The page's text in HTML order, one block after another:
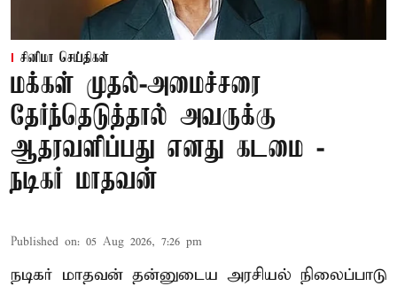
சினிமா செய்திகள்
மக்கள் முதல்-அமைச்சரை
தேர்ந்தெடுத்தால் அவருக்கு
ஆதரவளிப்பது எனது கடமை -
நடிகர் மாதவன்
Published on: 05 Aug 2026, 7:26 pm
நடிகர் மாதவன் தன்னுடைய அரசியல் நிலைப்பாடு